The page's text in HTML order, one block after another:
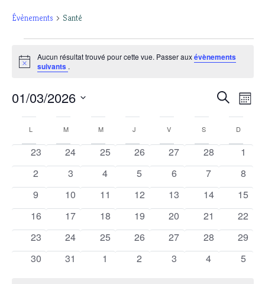
Évènements Santé
Évènements
Notice
Aucun résultat trouvé pour cette vue. Passer auxévènements
suivants .
de
vues
Recherche
Mois
01/03/2026
date.
Calendrier
de
Évènements
L M MMERCREDI
J V VENDREDISSAMEDI D
0
évènements
23
0
évènements
24
0
évènements
25
0
évènements
26
0
évènements
27
0
évènements
28
0
1
0
évènements
2
0
évènements
3
0
évènements
4
0
évènements
5
0
évènements
6
0
évènements
7
0
8
0
évènements
9
0
évènements
10
0
évènements
11
0
évènements
12
0
évènements
13
0
évènements
14
0
15
0
évènements
16
0
évènements
17
0
évènements
18
0
évènements
19
0
évènements
20
0
évènements
21
0
22
0
évènements
23
0
évènements
24
0
évènements
25
0
évènements
26
0
évènements
27
0
évènements
28
0
29
0
30
0
31
0
1
0
2
0
3
0
4
0
5